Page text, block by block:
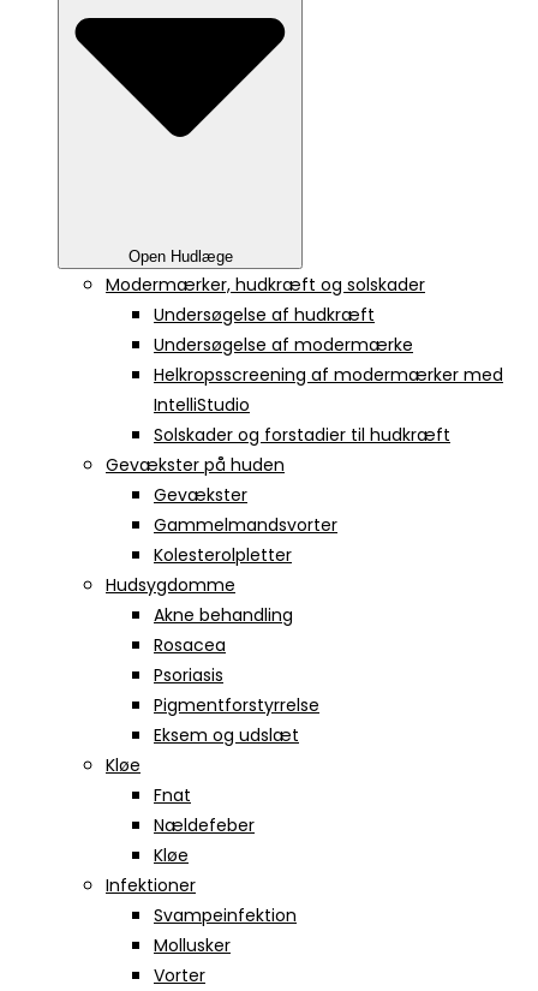
Open Hudlæge
Modermærker, hudkræft og solskader
Undersøgelse af hudkræft
Undersøgelse af modermærke
Helkropsscreening af modermærker med
IntelliStudio
Solskader og forstadier til hudkræft
Gevækster på huden
Gevækster
Gammelmandsvorter
Kolesterolpletter
Hudsygdomme
Akne behandling
Rosacea
Psoriasis
Pigmentforstyrrelse
Eksem og udslæt
Kløe
Fnat
Nældefeber
Kløe
Infektioner
Svampeinfektion
Mollusker
Vorter